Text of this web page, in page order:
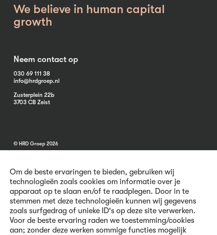
Om de beste ervaringen te bieden, gebruiken wij
technologieën zoals cookies om informatie over je
apparaat op te slaan en/of te raadplegen. Door in te
stemmen met deze technologieën kunnen wij gegevens
zoals surfgedrag of unieke ID's op deze site verwerken.
Voor de beste ervaring raden we toestemming/cookies
aan; zonder deze werken sommige functies mogelijk
We believe in human capital
growth
Neem contact op
030 69 111 38
info@hrdgroep.nl
Zusterplein 22b
3703 CB Zeist
© HRD Groep 2026
Algemene informatie
Contact